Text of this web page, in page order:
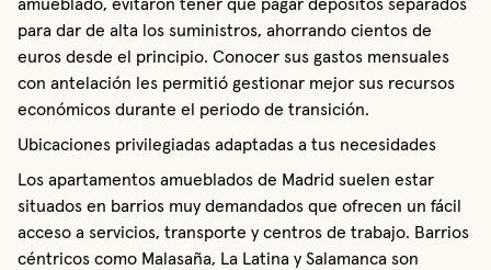
para dar de alta los suministros, ahorrando cientos de
euros desde el principio. Conocer sus gastos mensuales
con antelación les permitió gestionar mejor sus recursos
económicos durante el periodo de transición.
Ubicaciones privilegiadas adaptadas a tus necesidades
Los apartamentos amueblados de Madrid suelen estar
situados en barrios muy demandados que ofrecen un fácil
acceso a servicios, transporte y centros de trabajo. Barrios
céntricos como Malasaña, La Latina y Salamanca son